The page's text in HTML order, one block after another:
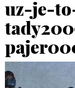
KONTAKTY
OBCHOD
KOŠÍK
EN
uz-je-